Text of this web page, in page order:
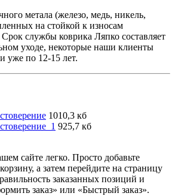
метала (железо, медь, никель,
на стойкой к износам
службы коврика Ляпко составляет
уходе, некоторые наши клиенты
уже по 12-15 лет.
1010,3 кб
925,7 кб
сайте легко. Просто добавьте
а затем перейдите на страницу
заказанных позиций и
заказ» или «Быстрый заказ».